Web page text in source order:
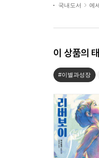
국내도서 에
이 상품의
#이별과성장